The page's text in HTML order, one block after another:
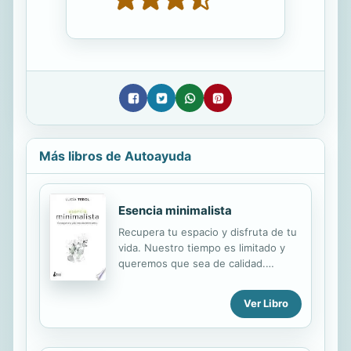
Más libros de Autoayuda
Esencia minimalista
Recupera tu espacio y disfruta de tu
vida. Nuestro tiempo es limitado y
queremos que sea de calidad.
pero el día a día y la acumulación de
objetos pueden llevarnos a
situaciones de estrés que nos
Ver Libro